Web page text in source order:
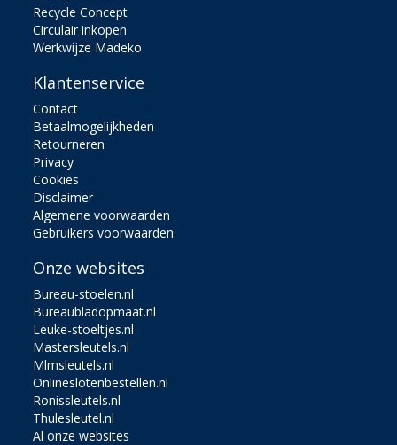
Recycle Concept
Circulair inkopen
Werkwijze Madeko
Klantenservice
Contact
Betaalmogelijkheden
Retourneren
Privacy
Cookies
Disclaimer
Algemene voorwaarden
Gebruikers voorwaarden
Onze websites
Bureau-stoelen.nl
Bureaubladopmaat.nl
Leuke-stoeltjes.nl
Mastersleutels.nl
Mlmsleutels.nl
Onlineslotenbestellen.nl
Ronissleutels.nl
Thulesleutel.nl
Al onze websites